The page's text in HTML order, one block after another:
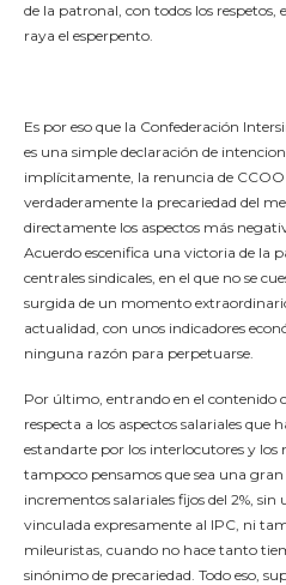
de la patronal, con todos los respetos,
raya el esperpento.
Es por eso que la Confederación
es una simple declaración de
implícitamente, la renuncia de
verdaderamente la precariedad del
directamente los aspectos más
Acuerdo escenifica una victoria de la
centrales sindicales, en el que no se
surgida de un momento
actualidad, con unos indicadores
ninguna razón para perpetuarse.
Por último, entrando en el contenido
respecta a los aspectos salariales que
estandarte por los interlocutores y los
tampoco pensamos que sea una
incrementos salariales fijos del 2%, sin
vinculada expresamente al IPC, ni
mileuristas, cuando no hace tanto
sinónimo de precariedad. Todo eso,